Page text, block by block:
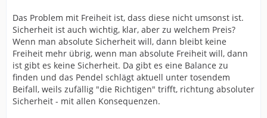
Die Fehlbarkeit der Algorithmen ist auch noch ein
anderes Thema. Aber das habe ich schon mehrfach
erwähnt.
Lange Rede, kurzer Sinn: Die Daten landen auf
irgendwelchen Servern, die dann auch nicht mehr
deutscher Gerichtsbarkeit unterliegen und dann
Das Problem mit Freiheit ist, dass diese nicht umsonst ist.
Sicherheit ist auch wichtig, klar, aber zu welchem Preis?
Wenn man absolute Sicherheit will, dann bleibt keine
Freiheit mehr übrig, wenn man absolute Freiheit will, dann
ist gibt es keine Sicherheit. Da gibt es eine Balance zu
finden und das Pendel schlägt aktuell unter tosendem
Beifall, weils zufällig "die Richtigen" trifft, richtung absoluter
Sicherheit - mit allen Konsequenzen.